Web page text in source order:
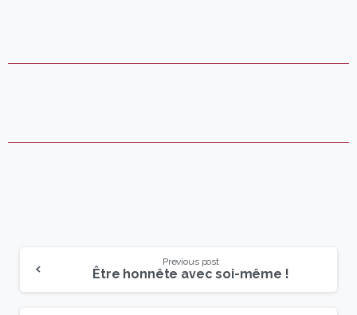
Previous post
Être honnête avec soi-même !